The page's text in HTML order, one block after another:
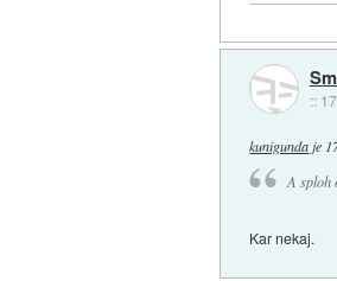
::
kunigunda je
A sploh
Kar nekaj.